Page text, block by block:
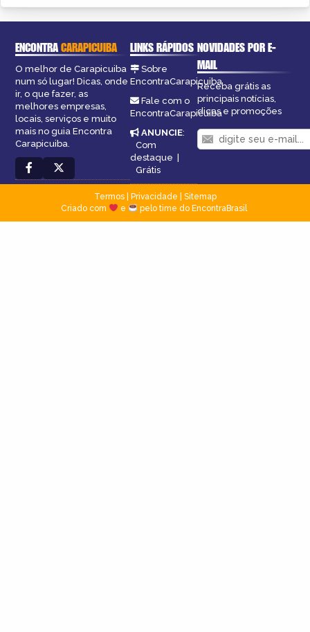
ENCONTRACARAPICUIBA
O melhor de Carapicuiba
num só lugar! Dicas, onde
ir, o que fazer, as
melhores empresas,
locais, serviços e muito
mais no guia Encontra
Carapicuiba.
LINKS RÁPIDOS
Sobre
EncontraCarapicuiba
Fale com o
EncontraCarapicuiba
ANUNCIE:
Com
destaque |
Grátis
NOVIDADES POR E-
MAIL
Receba grátis as
principais notícias,
dicas e promoções
Termos| Privacidade
Sitemap
Criado com
e pelo time do EncontraBrasil